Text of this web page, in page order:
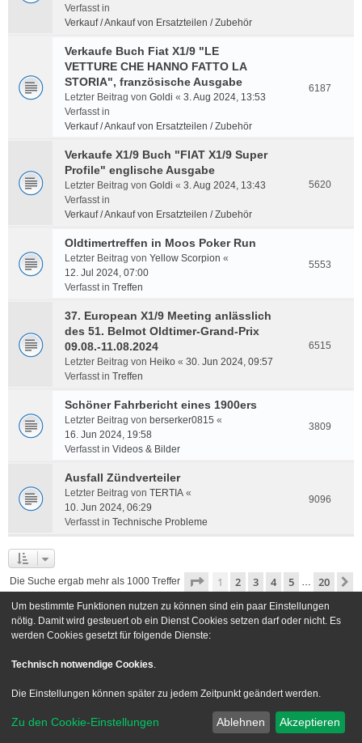
Verfasst in
Verkauf / Ankauf von Ersatzteilen / Zubehör
Verkaufe Buch Fiat X1/9 "LE
VETTURE CHE HANNO FATTO LA
STORIA", französische Ausgabe
Letzter Beitrag von Goldi « 3. Aug 2024, 13:53
Verfasst in
Verkauf / Ankauf von Ersatzteilen / Zubehör
6187
Verkaufe X1/9 Buch "FIAT X1/9 Super
Profile" englische Ausgabe
Letzter Beitrag von Goldi « 3. Aug 2024, 13:43
Verfasst in
Verkauf / Ankauf von Ersatzteilen / Zubehör
5620
Oldtimertreffen in Moos Poker Run
Letzter Beitrag von Yellow Scorpion «
12. Jul 2024, 07:00
Verfasst in Treffen
5553
37. European X1/9 Meeting anlässlich
des 51. Belmot Oldtimer-Grand-Prix
09.08.-11.08.2024
Letzter Beitrag von Heiko « 30. Jun 2024, 09:57
Verfasst in Treffen
6515
Schöner Fahrbericht eines 1900ers
Letzter Beitrag von berserker0815 «
16. Jun 2024, 19:58
Verfasst in Videos & Bilder
3809
Ausfall Zündverteiler
Letzter Beitrag von TERTIA «
10. Jun 2024, 06:29
Verfasst in Technische Probleme
9096
Die Suche ergab mehr als 1000 Treffer Seite 1von 20
1 2 3 4 5 … 20
Gehe zu
Foren-Übersicht Kontakt
Powered byphpBB® Forum Software © phpBB Limited
Style we_universal created byINVENTEA
nextgen
Um bestimmte Funktionen nutzen zu können sind ein paar Einstellungen
nötig. Damit wird gesteuert ob ein Dienst Cookies setzen darf oder nicht. Es
werden Cookies gesetzt für folgende Dienste:
Technisch notwendige Cookies.
Die Einstellungen können später zu jedem Zeitpunkt geändert werden.
Zu den Cookie-Einstellungen Ablehnen Akzeptieren